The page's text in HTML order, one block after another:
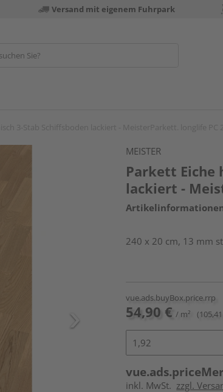
Versand mit eigenem Fuhrpark
MEISTER
Parkett Eiche
lackiert -
240 x 20 cm, 13 mm
vue.ads.buyBox.price.rrp
54,90 € / m²
inkl. MwSt. zzgl.